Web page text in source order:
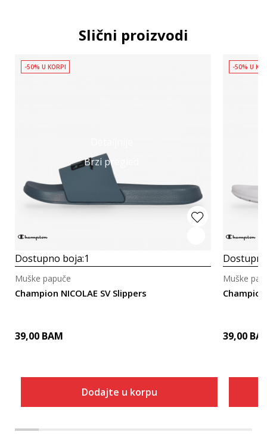
Slični proizvodi
Brzi pregled
-50% U KORPI
Dostupno boja:1
Champion NICOLAE SV Slippers
Muške papuče
39,00 BAM
Dodajte u korpu
-50% U
Muške
39,00